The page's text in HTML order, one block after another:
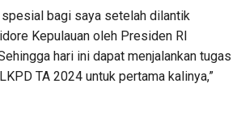
bagi saya setelah dilantik
Kepulauan oleh Presiden RI
hari ini dapat menjalankan tugas
TA 2024 untuk pertama kalinya,”